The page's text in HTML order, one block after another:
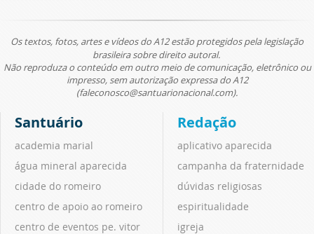
Os textos, fotos, artes e vídeos do A12 estão protegidos pela legislação
brasileira sobre direito autoral.
Não reproduza o conteúdo em outro meio de comunicação, eletrônico ou
impresso, sem autorização expressa do A12
(faleconosco@santuarionacional.com).
Santuário
academia marial
água mineral aparecida
cidade do romeiro
centro de apoio ao romeiro
centro de eventos pe. vitor
Redação
aplicativo aparecida
campanha da fraternidade
dúvidas religiosas
espiritualidade
igreja